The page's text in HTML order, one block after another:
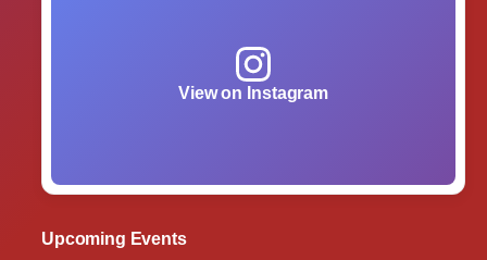
View on Instagram
Upcoming Events